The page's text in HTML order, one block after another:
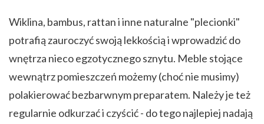
Wiklina, bambus, rattan i inne naturalne "plecionki"
potrafią zauroczyć swoją lekkością i wprowadzić do
wnętrza nieco egzotycznego sznytu. Meble stojące
wewnątrz pomieszczeń możemy (choć nie musimy)
polakierować bezbarwnym preparatem. Należy je też
regularnie odkurzać i czyścić - do tego najlepiej nadają